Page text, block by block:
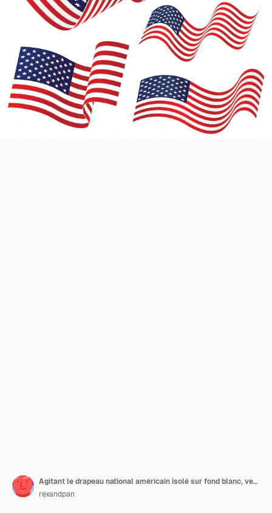
Agitant le drapeau national américain isolé sur fond blanc, vecteur
rexandpan